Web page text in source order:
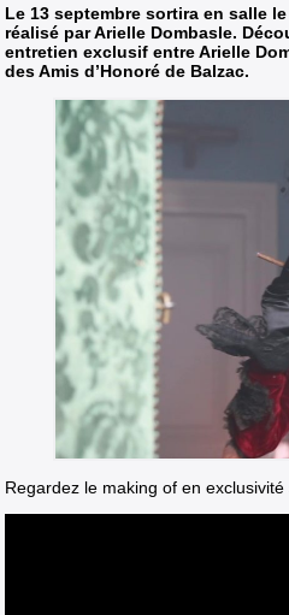
Le 13 septembre sortira en salle
réalisé par Arielle Dombasle.
entretien exclusif entre Arielle
des Amis d’Honoré de Balzac.
Regardez le making of en